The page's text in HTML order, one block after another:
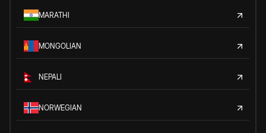
MARATHI
MONGOLIAN
NEPALI
NORWEGIAN